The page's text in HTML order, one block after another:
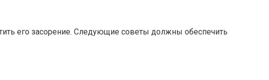
его засорение. Следующие советы должны обеспечить